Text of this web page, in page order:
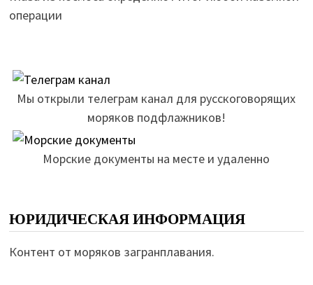
операции
Мы открыли телеграм канал для русскоговорящих
моряков подфлажников!
Морские документы на месте и удаленно
ЮРИДИЧЕСКАЯ ИНФОРМАЦИЯ
Контент от моряков загранплавания.